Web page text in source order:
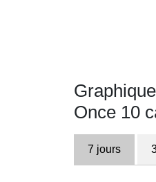
Once 10
7 jours